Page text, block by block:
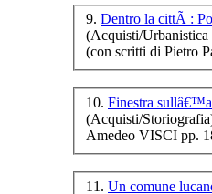
9. Dentro la cittÃ :
(Acquisti/Urbanistica
(con scritti di Pietro
10. Finestra
(Acquisti/
Amedeo VISCI pp.
11. Un comune